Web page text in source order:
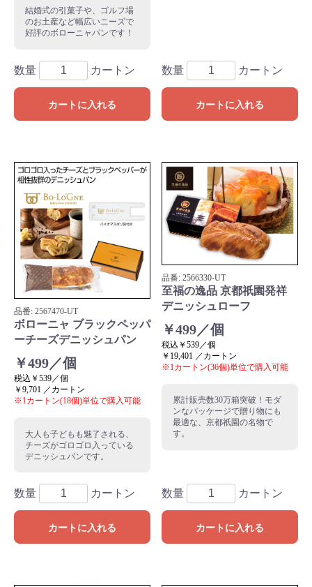
結婚式の引菓子や、ゴルフ場
のお土産など幅広いニーズで
好評のボローニャパンです！
数量 カートン
カートに入れる
数量 カートン
カートに入れる
品番: 2567470-UT
ボローニャ ブラックペッパ
ーチーズデニッシュパン
￥499／個
税込￥539／個
￥9,701 ／カートン
※1カートン(18個)単位で購入可能
大人も子どもも魅了される、
チーズがゴロゴロ入っている
デニッシュパンです。
数量 カートン
カートに入れる
品番: 2566330-UT
至福の逸品 京都祇園発祥
デニッシュローフ
￥499／個
税込￥539／個
￥19,401 ／カートン
※1カートン(36個)単位で購入可能
累計販売数30万箱突破！モダ
ンなパッケージで贈り物にも
最適な、京都祇園の名物で
す。
数量 カートン
カートに入れる